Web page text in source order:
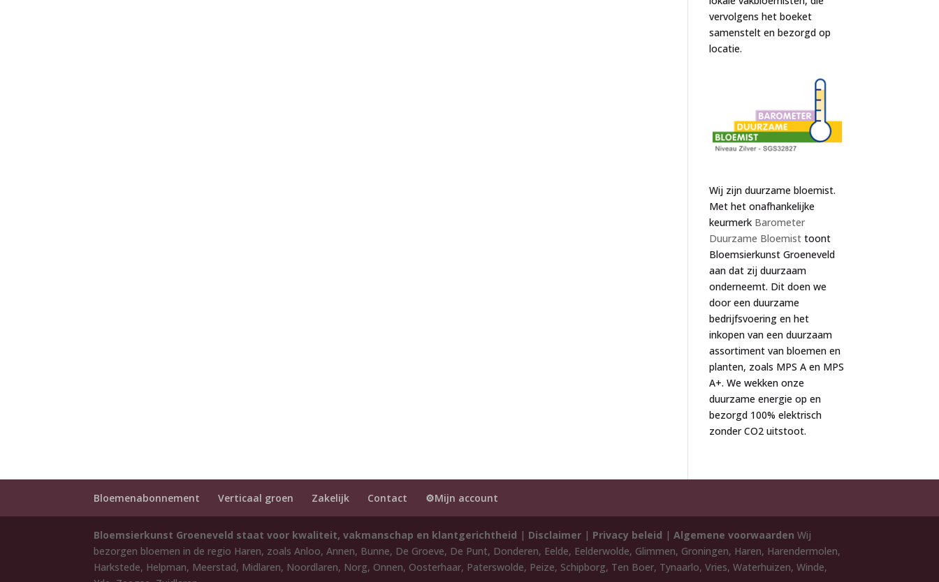
vervolgens het boeket
samenstelt en bezorgd op
locatie.
Wij zijn duurzame bloemist.
Met het onafhankelijke
keurmerk Barometer
Duurzame Bloemist toont
Bloemsierkunst Groeneveld
aan dat zij duurzaam
onderneemt. Dit doen we
door een duurzame
bedrijfsvoering en het
inkopen van een duurzaam
assortiment van bloemen en
planten, zoals MPS A en MPS
A+. We wekken onze
duurzame energie op en
bezorgd 100% elektrisch
zonder CO2 uitstoot.
Bloemenabonnement Verticaal groen Zakelijk Contact ⚙️Mijn account
Bloemsierkunst Groeneveld staat voor kwaliteit, vakmanschap en klantgerichtheid | Disclaimer | Privacy beleid |Algemene voorwaarden Wij
bezorgen bloemen in de regio Haren, zoals Anloo, Annen, Bunne, De Groeve, De Punt, Donderen, Eelde, Eelderwolde, Glimmen, Groningen, Haren, Harendermolen,
Harkstede, Helpman, Meerstad, Midlaren, Noordlaren, Norg, Onnen, Oosterhaar, Paterswolde, Peize, Schipborg, Ten Boer, Tynaarlo, Vries, Waterhuizen, Winde,